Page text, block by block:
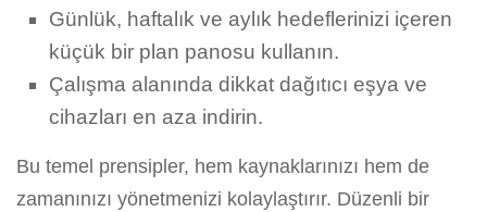
Günlük, haftalık ve aylık hedeflerinizi içeren
küçük bir plan panosu kullanın.
Çalışma alanında dikkat dağıtıcı eşya ve
cihazları en aza indirin.
Bu temel prensipler, hem kaynaklarınızı hem de
zamanınızı yönetmenizi kolaylaştırır. Düzenli bir